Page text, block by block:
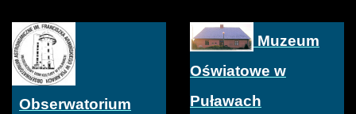
Obserwatorium
Muzeum
Oświatowe w
Puławach